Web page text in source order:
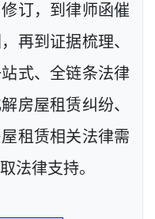
订，到律师函催
再到证据梳理、
式、全链条法律
房屋租赁纠纷、
租赁相关法律需
法律支持。